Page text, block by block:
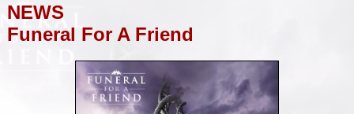
NEWS
Funeral For A Friend